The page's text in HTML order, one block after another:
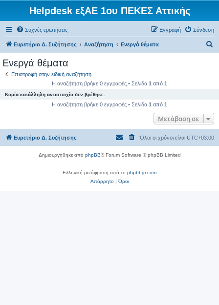
Helpdesk εξΑΕ 1ου ΠΕΚΕΣ Αττικής
Συχνές ερωτήσεις Σύνδεση
Εγγραφή
Ευρετήριο Δ. Συζήτησης Αναζήτηση Ενεργά θέματα
η
η
Ενεργά θέματα
Επιστροφή στην ειδική αναζήτηση
Η αναζήτηση βρήκε 0 εγγραφές • Σελίδα 1 από 1
Καμία κατάλληλη αντιστοιχία δεν βρέθηκε.
Η αναζήτηση βρήκε 0 εγγραφές • Σελίδα 1 από 1
Μετάβαση σε
Ευρετήριο Δ. Συζήτησης Όλοι οι χρόνοι είναι UTC+03:00
Δημιουργήθηκε από phpBB® Forum Software © phpBB Limited
Ελληνική μετάφραση από το phpbbgr.com
Απόρρητο|Όροι